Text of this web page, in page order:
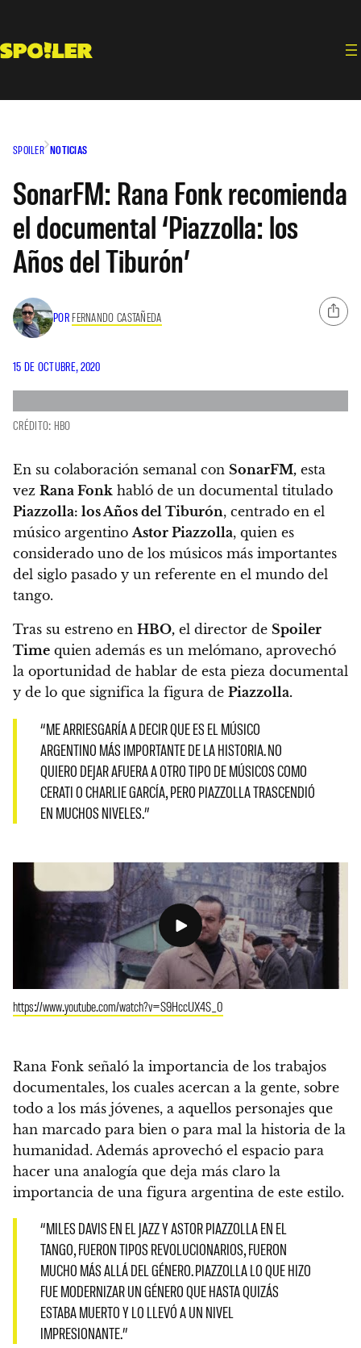
contenido
SPOILER NOTICIAS
SonarFM: Rana Fonk recomienda
el documental ‘Piazzolla: los
Años del Tiburón’
POR FERNANDO CASTAÑEDA
15 DE OCTUBRE, 2020
CRÉDITO: HBO
En su colaboración semanal con SonarFM, esta
vez Rana Fonk habló de un documental titulado
Piazzolla: los Años del Tiburón, centrado en el
músico argentinoAstor Piazzolla, quien es
considerado uno de los músicos más importantes
del siglo pasado y un referente en el mundo del
tango.
Tras su estreno en HBO, el director de Spoiler
Time quien además es un melómano, aprovechó
la oportunidad de hablar de esta pieza documental
y de lo que significa la figura de Piazzolla.
“ME ARRIESGARÍA A DECIR QUE ES EL MÚSICO
ARGENTINO MÁS IMPORTANTE DE LA HISTORIA. NO
QUIERO DEJAR AFUERA A OTRO TIPO DE MÚSICOS COMO
CERATI O CHARLIE GARCÍA, PERO PIAZZOLLA TRASCENDIÓ
EN MUCHOS NIVELES.”
https://www.youtube.com/watch?v=S9HccUX4S_0
Rana Fonk señaló la importancia de los trabajos
documentales, los cuales acercan a la gente, sobre
todo a los más jóvenes, a aquellos personajes que
han marcado para bien o para mal la historia de la
humanidad. Además aprovechó el espacio para
hacer una analogía que deja más claro la
importancia de una figura argentina de este estilo.
“MILES DAVIS EN EL JAZZ Y ASTOR PIAZZOLLA EN EL
TANGO, FUERON TIPOS REVOLUCIONARIOS, FUERON
MUCHO MÁS ALLÁ DEL GÉNERO. PIAZZOLLA LO QUE HIZO
FUE MODERNIZAR UN GÉNERO QUE HASTA QUIZÁS
ESTABA MUERTO Y LO LLEVÓ A UN NIVEL
IMPRESIONANTE.”